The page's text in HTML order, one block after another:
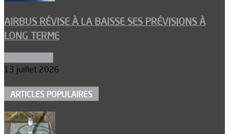
AIRBUS RÉVISE À LA BAISSE SES PRÉVISIONS À
LONG TERME
13 juillet 2026
ARTICLES POPULAIRES